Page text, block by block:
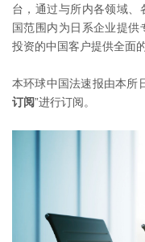
台，通过与所内各领域、
国范围内为日系企业提
投资的中国客户提供全面
本环球中国法速报由本所
订阅”进行订阅。